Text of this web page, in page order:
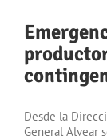
Desde la
General Alvear